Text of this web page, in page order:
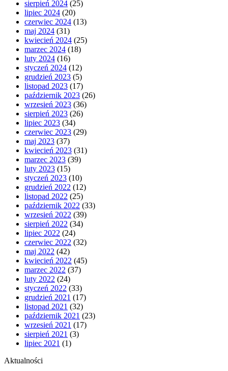
sierpień 2024 (25)
lipiec 2024 (20)
czerwiec 2024 (13)
maj 2024 (31)
kwiecień 2024 (25)
marzec 2024 (18)
luty 2024 (16)
styczeń 2024 (12)
grudzień 2023 (5)
listopad 2023 (17)
październik 2023 (26)
wrzesień 2023 (36)
sierpień 2023 (26)
lipiec 2023 (34)
czerwiec 2023 (29)
maj 2023 (37)
kwiecień 2023 (31)
marzec 2023 (39)
luty 2023 (15)
styczeń 2023 (10)
grudzień 2022 (12)
listopad 2022 (25)
październik 2022 (33)
wrzesień 2022 (39)
sierpień 2022 (34)
lipiec 2022 (24)
czerwiec 2022 (32)
maj 2022 (42)
kwiecień 2022 (45)
marzec 2022 (37)
luty 2022 (24)
styczeń 2022 (33)
grudzień 2021 (17)
listopad 2021 (32)
październik 2021 (23)
wrzesień 2021 (17)
sierpień 2021 (3)
lipiec 2021 (1)
Aktualności